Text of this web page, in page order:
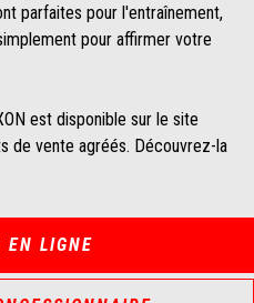
parfaites pour l'entraînement,
pour affirmer votre
est disponible sur le site
de vente agréés. Découvrez-la
EN LIGNE